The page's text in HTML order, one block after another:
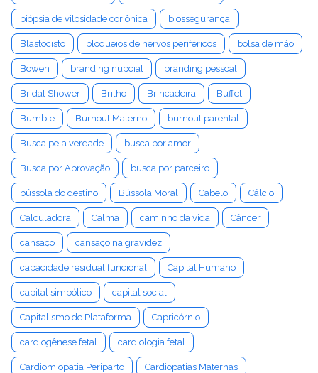
biópsia de vilosidade coriônica biossegurança
Blastocisto bloqueios de nervos periféricos bolsa de mão
Bowen branding nupcial branding pessoal
Bridal Shower Brilho Brincadeira Buffet
Bumble Burnout Materno burnout parental
Busca pela verdade busca por amor
Busca por Aprovação busca por parceiro
bússola do destino Bússola Moral Cabelo Cálcio
Calculadora Calma caminho da vida Câncer
cansaço cansaço na gravidez
capacidade residual funcional Capital Humano
capital simbólico capital social
Capitalismo de Plataforma Capricórnio
cardiogênese fetal cardiologia fetal
Cardiomiopatia Periparto Cardiopatias Maternas